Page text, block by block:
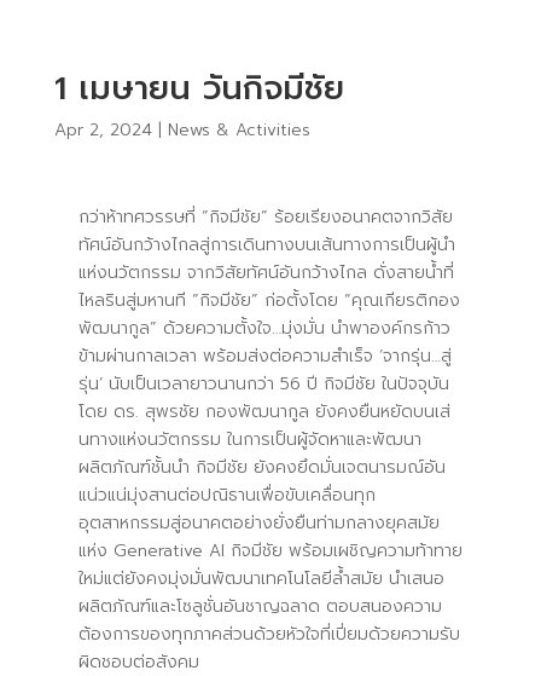
1 เมษายน วันกิจมีชัย
Apr 2, 2024| News & Activities
กว่าห้าทศวรรษที่ “กิจมีชัย” ร้อยเรียงอนาคตจากวิสัย
ทัศน์อันกว้างไกลสู่การเดินทางบนเส้นทางการเป็นผู้นำ
แห่งนวัตกรรม จากวิสัยทัศน์อันกว้างไกล ดั่งสายน้ำที่
ไหลรินสู่มหานที “กิจมีชัย” ก่อตั้งโดย “คุณเกียรติกอง
พัฒนากูล” ด้วยความตั้งใจ…มุ่งมั่น นำพาองค์กรก้าว
ข้ามผ่านกาลเวลา พร้อมส่งต่อความสำเร็จ ‘จากรุ่น…สู่
รุ่น’ นับเป็นเวลายาวนานกว่า 56 ปี กิจมีชัย ในปัจจุบัน
โดย ดร. สุพรชัย กองพัฒนากูล ยังคงยืนหยัดบนเส่
นทางแห่งนวัตกรรม ในการเป็นผู้จัดหาและพัฒนา
ผลิตภัณฑ์ชั้นนำ กิจมีชัย ยังคงยึดมั่นเจตนารมณ์อัน
แน่วแน่มุ่งสานต่อปณิธานเพื่อขับเคลื่อนทุก
อุตสาหกรรมสู่อนาคตอย่างยั่งยืนท่ามกลางยุคสมัย
แห่ง Generative AI กิจมีชัย พร้อมเผชิญความท้าทาย
ใหม่แต่ยังคงมุ่งมั่นพัฒนาเทคโนโลยีล้ำสมัย นำเสนอ
ผลิตภัณฑ์และโซลูชั่นอันชาญฉลาด ตอบสนองความ
ต้องการของทุกภาคส่วนด้วยหัวใจที่เปี่ยมด้วยความรับ
ผิดชอบต่อสังคม